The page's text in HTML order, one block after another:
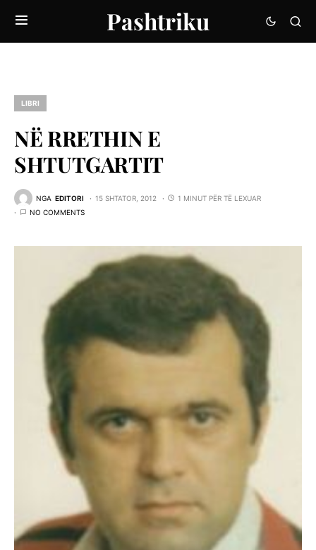
Pashtriku
LIBRI
NË RRETHIN E
SHTUTGARTIT
NGA EDITORI 15 SHTATOR, 2012
1 MINUT PËR TË LEXUAR
NO COMMENTS